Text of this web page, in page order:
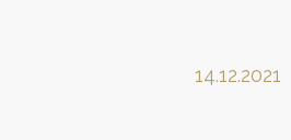
14.12.2021